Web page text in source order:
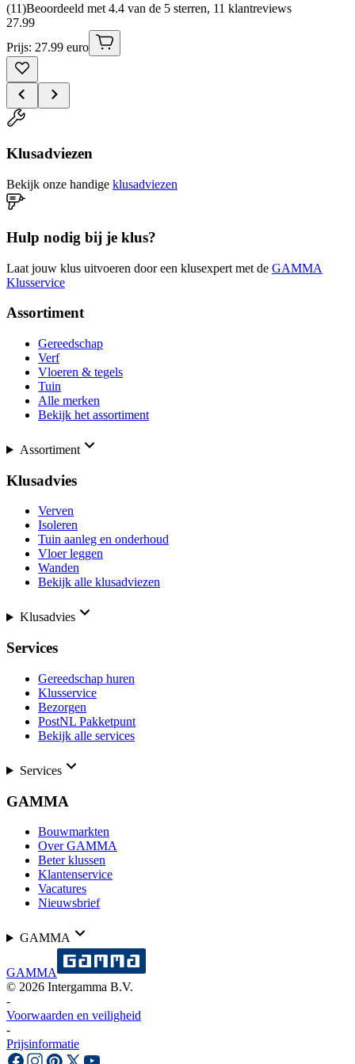
(11)Beoordeeld met 4.4 van de 5 sterren, 11 klantreviews
27.99
Prijs: 27.99 euro
Klusadviezen
Bekijk onze handige klusadviezen
Hulp nodig bij je klus?
Laat jouw klus uitvoeren door een klusexpert met de GAMMA
Klusservice
Assortiment
Gereedschap
Verf
Vloeren & tegels
Tuin
Alle merken
Bekijk het assortiment
Assortiment
Klusadvies
Verven
Isoleren
Tuin aanleg en onderhoud
Vloer leggen
Wanden
Bekijk alle klusadviezen
Klusadvies
Services
Gereedschap huren
Klusservice
Bezorgen
PostNL Pakketpunt
Bekijk alle services
Services
GAMMA
Bouwmarkten
Over GAMMA
Beter klussen
Klantenservice
Vacatures
Nieuwsbrief
GAMMA
GAMMA
© 2026 Intergamma B.V.
-
Voorwaarden en veiligheid
-
Prijsinformatie